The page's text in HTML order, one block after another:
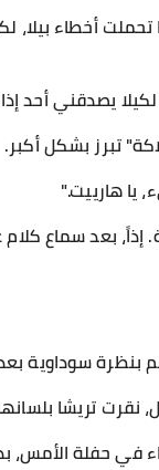
تحملت أخطاء
يصدقني أحد
تبرز بشكل أكبر.
يا هارييت."
بعد سماع
بنظرة سوداوية
نقرت تريشا
في حفلة